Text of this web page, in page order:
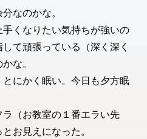
なのかな。
くなりたい気持ちが強いの
て頑張っている（深く深く
な。
にかく眠い。今日も夕方眠
（お教室の１番エラい先
お見えになった。